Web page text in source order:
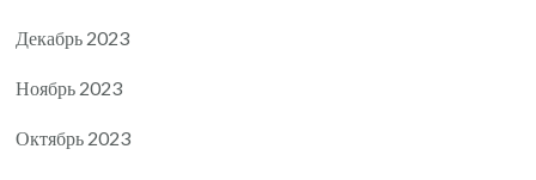
Декабрь 2023
Ноябрь 2023
Октябрь 2023